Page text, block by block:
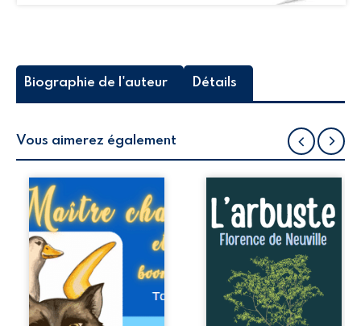
Biographie de l'auteur Détails
Vous aimerez également
Après Maître chat
et la télépathie –
Tome I, Tom et
Lise reviennent
pour une nouvelle
aventure. Cette
fois, nos jumeaux
sont aux prises
avec une oie.
Lorsqu’ils
« … Je dirais que
chacun voit les
choses à travers
son propre filtre,
un peu comme un
prisme qui
déforme les
choses en
fonction de sa
taille, de sa